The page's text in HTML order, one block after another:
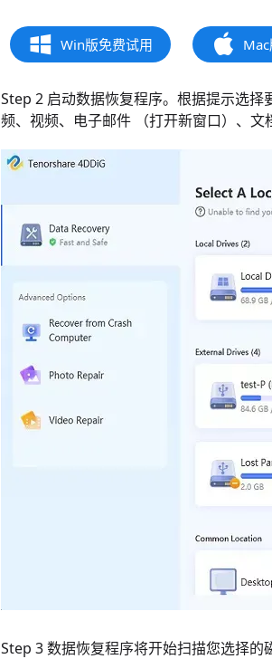
Win版免费试用
Step 2 启动数据恢复程序。根据提示选
频、视频、电子邮件 （打开新窗口）、文
Step 3 数据恢复程序将开始扫描您选择